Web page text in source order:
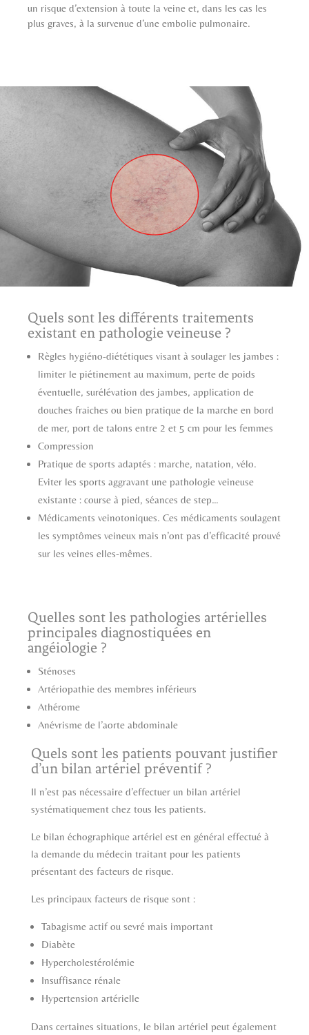
un risque d’extension à toute la veine et, dans les cas les
plus graves, à la survenue d’une embolie pulmonaire.
Quels sont les différents traitements
existant en pathologie veineuse ?
Règles hygiéno-diététiques visant à soulager les jambes :
limiter le piétinement au maximum, perte de poids
éventuelle, surélévation des jambes, application de
douches fraiches ou bien pratique de la marche en bord
de mer, port de talons entre 2 et 5 cm pour les femmes
Compression
Pratique de sports adaptés : marche, natation, vélo.
Eviter les sports aggravant une pathologie veineuse
existante : course à pied, séances de step…
Médicaments veinotoniques. Ces médicaments soulagent
les symptômes veineux mais n’ont pas d’efficacité prouvé
sur les veines elles-mêmes.
Quelles sont les pathologies artérielles
principales diagnostiquées en
angéiologie ?
Sténoses
Artériopathie des membres inférieurs
Athérome
Anévrisme de l’aorte abdominale
Quels sont les patients pouvant justifier
d’un bilan artériel préventif ?
Il n’est pas nécessaire d’effectuer un bilan artériel
systématiquement chez tous les patients.
Le bilan échographique artériel est en général effectué à
la demande du médecin traitant pour les patients
présentant des facteurs de risque.
Les principaux facteurs de risque sont :
Tabagisme actif ou sevré mais important
Diabète
Hypercholestérolémie
Insuffisance rénale
Hypertension artérielle
Dans certaines situations, le bilan artériel peut également